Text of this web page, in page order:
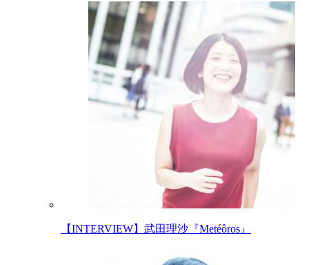
【INTERVIEW】武田理沙『Metéôros』